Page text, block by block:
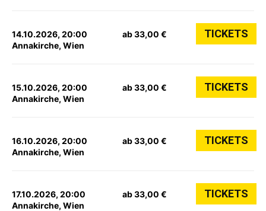
14.10.2026, 20:00
Annakirche, Wien
ab 33,00 € TICKETS
15.10.2026, 20:00
Annakirche, Wien
ab 33,00 € TICKETS
16.10.2026, 20:00
Annakirche, Wien
ab 33,00 € TICKETS
17.10.2026, 20:00
Annakirche, Wien
ab 33,00 € TICKETS